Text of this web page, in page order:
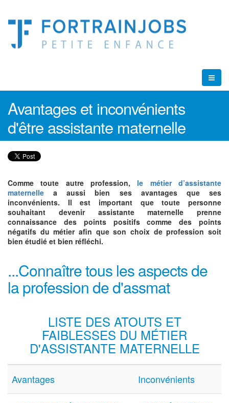
Avantages et inconvénients
d'être assistante maternelle
Comme toute autre profession, le métier d’assistante
maternelle a aussi bien ses avantages que ses
inconvénients. Il est important que toute personne
souhaitant devenir assistante maternelle prenne
connaissance des points positifs comme des points
négatifs du métier afin que son choix de profession soit
bien étudié et bien réfléchi.
...Connaître tous les aspects de
la profession de d'assmat
LISTE DES ATOUTS ET
FAIBLESSES DU MÉTIER
D'ASSISTANTE MATERNELLE
Avantages Inconvénients